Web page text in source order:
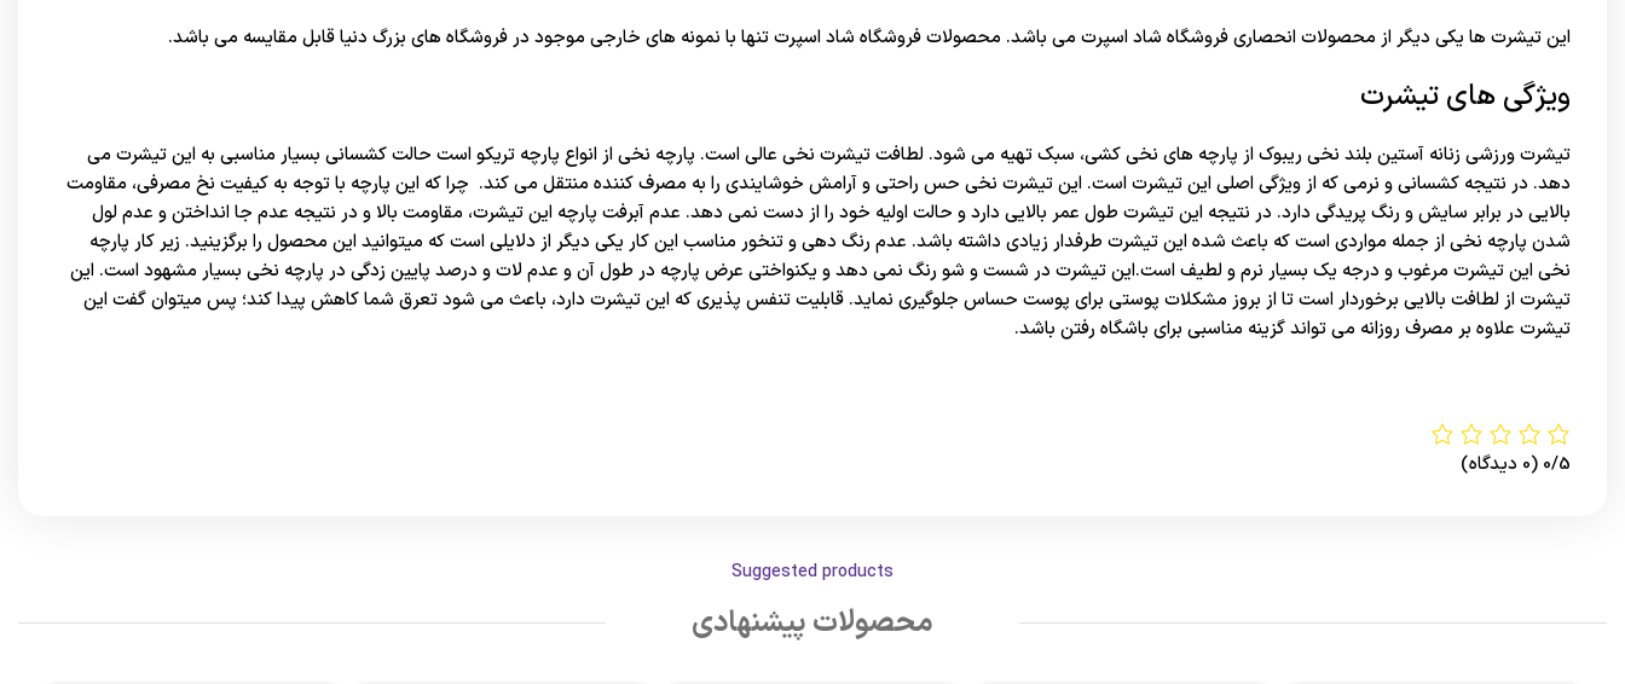
این تیشرت ها یکی دیگر از محصولات انحصاریفروشگاه شاد اسپرت می باشد. محصولات فروشگاه شاد اسپرت تنها با نمونه های خارجی موجود در فروشگاه های بزرگ دنیاقابل مقایسه می باشد.
ویژگی های تیشرت
تیشرت ورزشی زنانه آستین بلند نخی ریبوک از پارچه های نخی کشی، سبک تهیه می شود. لطافت تیشرت نخی عالی است. پارچه نخی از انواع پارچه تریکو است حالت کشسانی بسیار مناسبی به این تیشرت می
دهد. در نتیجه کشسانی و نرمی که از ویژگی اصلی این تیشرت است. این تیشرت نخی حس راحتی و آرامش خوشایندی را به مصرف کننده منتقل می کند. چرا که این پارچه با توجه به کیفیت نخ مصرفی، مقاومت
بالایی در برابر سایش و رنگ پریدگی دارد. در نتیجه این تیشرت طول عمر بالایی دارد و حالت اولیه خود را از دست نمی دهد. عدم آبرفت پارچه این تیشرت، مقاومت بالا و در نتیجه عدم جا انداختن و عدم لول
شدن پارچه نخی از جمله مواردی است که باعث شده این تیشرت طرفدار زیادی داشته باشد. عدم رنگ دهی و تنخور مناسب این کار یکی دیگر از دلایلی است که میتوانید این محصول را برگزینید. زیر کار پارچه
نخی این تیشرت مرغوب و درجه یک بسیار نرم و لطیف است.این تیشرت در شست و شو رنگ نمی دهد و یکنواختی عرض پارچه در طول آن و عدم لات و درصد پایین زدگی در پارچه نخی بسیار مشهود است. این
تیشرت از لطافت بالایی برخوردار است تا از بروز مشکلات پوستی برای پوست حساس جلوگیری نماید. قابلیت تنفس پذیری که این تیشرت دارد، باعث می شود تعرق شما کاهش پیدا کند؛ پس میتوان گفت این
تیشرت علاوه بر مصرف روزانه می تواند گزینه مناسبی برای باشگاه رفتن باشد.
0/5 (0 دیدگاه)
Suggested products
محصولات پیشنهادی